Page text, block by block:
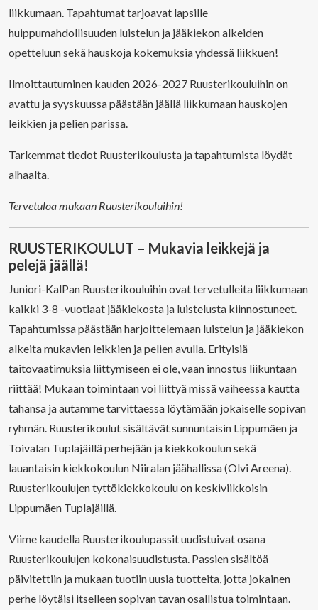
liikkumaan. Tapahtumat tarjoavat lapsille
huippumahdollisuuden luistelun ja jääkiekon alkeiden
opetteluun sekä hauskoja kokemuksia yhdessä liikkuen!
Ilmoittautuminen kauden 2026-2027 Ruusterikouluihin on
avattu ja syyskuussa päästään jäällä liikkumaan hauskojen
leikkien ja pelien parissa.
Tarkemmat tiedot Ruusterikoulusta ja tapahtumista löydät
alhaalta.
Tervetuloa mukaan Ruusterikouluihin!
RUUSTERIKOULUT – Mukavia leikkejä ja
pelejä jäällä!
Juniori-KalPan Ruusterikouluihin ovat tervetulleita liikkumaan
kaikki 3-8 -vuotiaat jääkiekosta ja luistelusta kiinnostuneet.
Tapahtumissa päästään harjoittelemaan luistelun ja jääkiekon
alkeita mukavien leikkien ja pelien avulla. Erityisiä
taitovaatimuksia liittymiseen ei ole, vaan innostus liikuntaan
riittää! Mukaan toimintaan voi liittyä missä vaiheessa kautta
tahansa ja autamme tarvittaessa löytämään jokaiselle sopivan
ryhmän. Ruusterikoulut sisältävät sunnuntaisin Lippumäen ja
Toivalan Tuplajäillä perhejään ja kiekkokoulun sekä
lauantaisin kiekkokoulun Niiralan jäähallissa (Olvi Areena).
Ruusterikoulujen tyttökiekkokoulu on keskiviikkoisin
Lippumäen Tuplajäillä.
Viime kaudella Ruusterikoulupassit uudistuivat osana
Ruusterikoulujen kokonaisuudistusta. Passien sisältöä
päivitettiin ja mukaan tuotiin uusia tuotteita, jotta jokainen
perhe löytäisi itselleen sopivan tavan osallistua toimintaan.